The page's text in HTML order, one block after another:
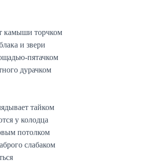
камыши торчком
и звери
пятачком
дурачком
тайком
у колодца
потолком
слабаком